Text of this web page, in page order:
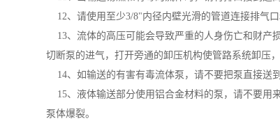
12、请使用至少3/8"内径内壁光滑的管道连接排气口
13、流体的高压可能会导致严重的人身伤亡和财产
切断泵的进气，打开旁通的卸压机构使管路系统卸压
14、如输送的有害有毒流体泵，请不要把泵直接送
15、液体输送部分使用铝合金材料的泵，请不要用
泵体爆裂。